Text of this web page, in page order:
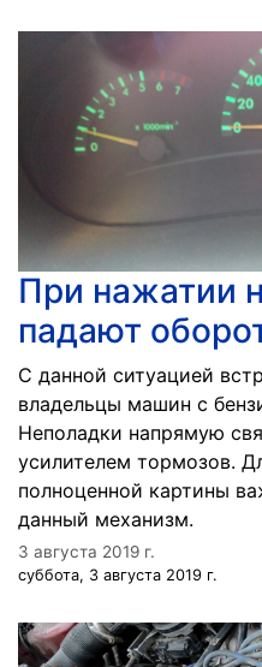
При нажатии
падают
С данной ситуацией
владельцы машин с
Неполадки напрямую
усилителем тормозов.
полноценной картины
данный механизм.
3 августа 2019 г.
суббота, 3 августа 2019 г.